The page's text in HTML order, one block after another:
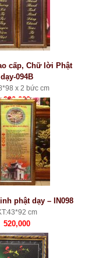
cấp, Chữ lời Phật
dạy-094B
x 2 bức cm
990.000
phật dạy – IN098
cm
520,000